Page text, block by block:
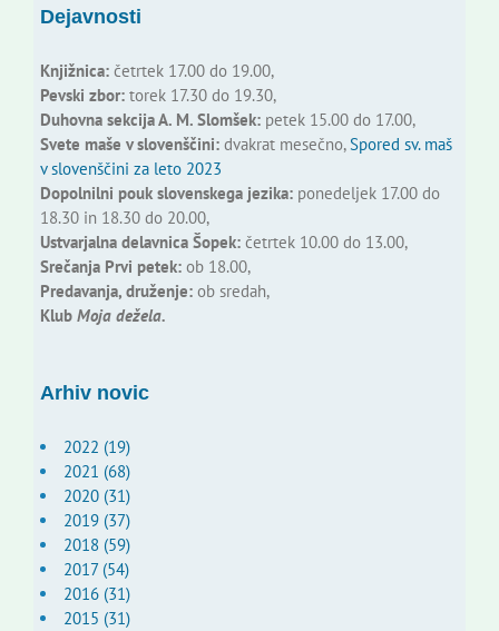
Dejavnosti
Knjižnica:četrtek 17.00 do 19.00,
Pevski zbor:torek 17.30 do 19.30,
Duhovna sekcija A. M. Slomšek:petek 15.00 do 17.00,
Svete maše v slovenščini:dvakrat mesečno,Spored sv. maš
v slovenščini za leto 2023
Dopolnilni pouk slovenskega jezika:ponedeljek 17.00 do
18.30 in 18.30 do 20.00,
Ustvarjalna delavnica Šopek:četrtek 10.00 do 13.00,
Srečanja Prvi petek:ob 18.00,
Predavanja, druženje:ob sredah,
Klub Moja dežela.
Arhiv novic
2022 (19)
2021 (68)
2020 (31)
2019 (37)
2018 (59)
2017 (54)
2016 (31)
2015 (31)